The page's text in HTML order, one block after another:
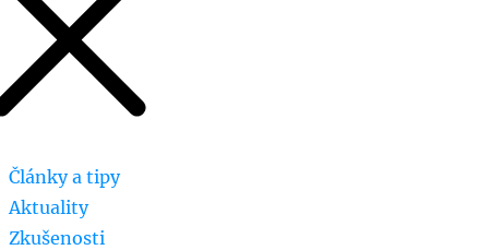
Články a tipy
Aktuality
Zkušenosti